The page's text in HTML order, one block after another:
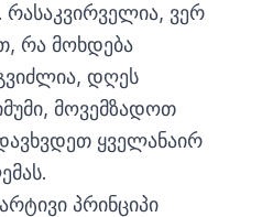
ვერ
რა მოხდება
დღეს
მოვემზადოთ
ყველანაირ
პრინციპი